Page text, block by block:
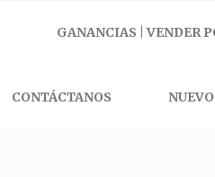
GANANCIAS | VENDER
CONTÁCTANOS